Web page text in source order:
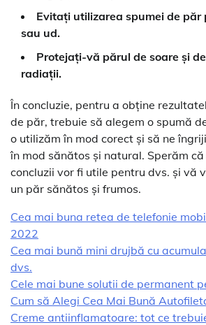
Evitați utilizarea spumei de păr
sau ud.
Protejați-vă părul de soare și
radiații.
În concluzie, pentru a obține
de păr, trebuie să alegem o spumă
o utilizăm în mod corect și să ne
în mod sănătos și natural. Sperăm
concluzii vor fi utile pentru dvs. și vă
un păr sănătos și frumos.
Cea mai buna retea de telefonie
2022
Cea mai bună mini drujbă cu
dvs.
Cele mai bune solutii de permanent
Cum să Alegi Cea Mai Bună
Creme antiinflamatoare: tot ce